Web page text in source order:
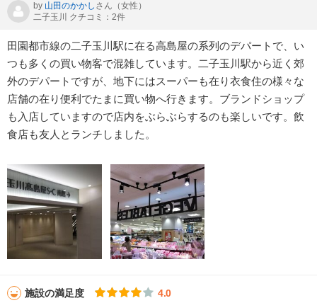
by 山田のかかし さん （女性）
二子玉川 クチコミ：2件
田園都市線の二子玉川駅に在る高島屋の系列のデパートで、い
つも多くの買い物客で混雑しています。二子玉川駅から近く郊
外のデパートですが、地下にはスーパーも在り衣食住の様々な
店舗の在り便利でたまに買い物へ行きます。ブランドショップ
も入店していますので店内をぶらぶらするのも楽しいです。飲
食店も友人とランチしました。
施設の満足度 4.0